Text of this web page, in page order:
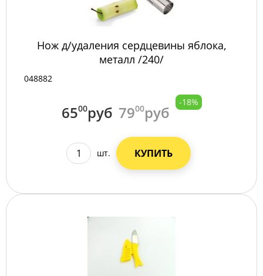
Нож д/удаления сердцевины яблока,
металл /240/
048882
6500руб 7900руб
-18%
шт. КУПИТЬ